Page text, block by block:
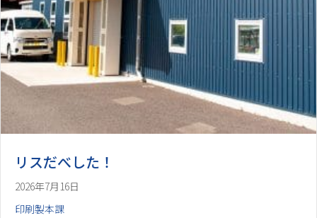
リスだべした！
2026年7月16日
印刷製本課